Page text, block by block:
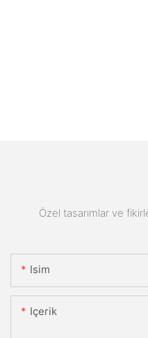
Özel tasarımlar ve
Isim
Içerik